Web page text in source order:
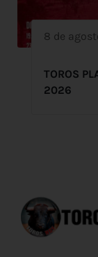
8 de
TOROS
2026